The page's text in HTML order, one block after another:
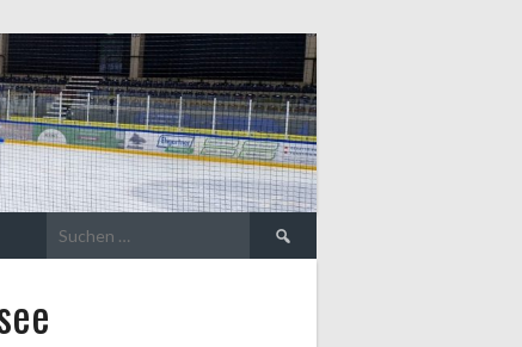
Suche
nach: